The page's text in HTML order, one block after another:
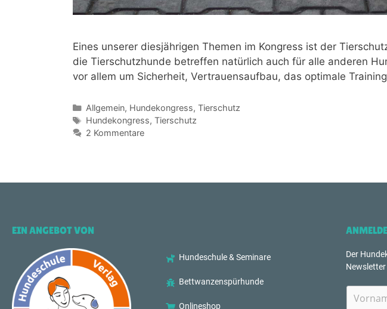
Eines unserer diesjährigen Themen im Kongress ist der
die Tierschutzhunde betreffen natürlich auch für alle anderen
vor allem um Sicherheit, Vertrauensaufbau, das optimale
Allgemein, Hundekongress, Tierschutz
Hundekongress, Tierschutz
2 Kommentare
EIN ANGEBOT VON
Hundeschule & Seminare
Bettwanzenspürhunde
Onlineshop
Der